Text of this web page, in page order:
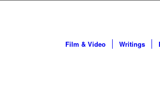
Film & Video Writings